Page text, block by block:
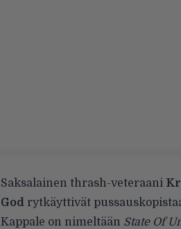
Saksalainen thrash-veteraani
God rytkäyttivät
Kappale on nimeltään State Of